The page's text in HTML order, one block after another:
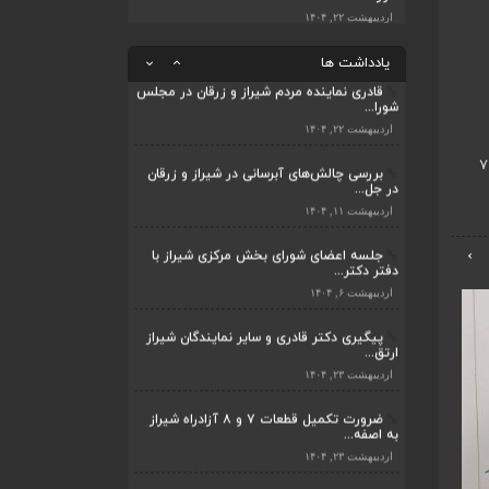
›
بررسی چالش‌های آبرسانی در شیراز و زرقان
در جل...
یادداشت ها
قادری نماینده مردم شیراز و زرقان در مجلس
اردیبهشت ۲۲, ۱۴۰۴
بررسی چالش‌های آبرسانی در شیراز و زرقان
در جل...
جلسه اعضای شورای بخش مرکزی شیراز با
دفتر دکتر...
پیگیری دکتر قادری و سایر نمایندگان شیراز
ارتق...
به اصفه...
قادری نماینده مردم شیراز و زرقان در مجلس
شورا...